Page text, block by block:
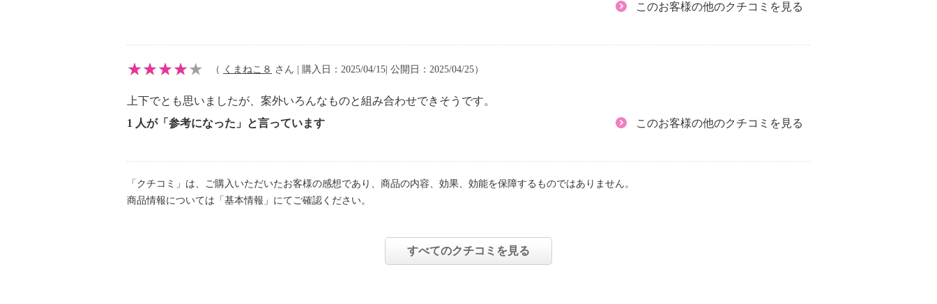
このお客様の他のクチコミを見る
（ くまねこ８ さん | 購入日：2025/04/15| 公開日：2025/04/25）
上下でとも思いましたが、案外いろんなものと組み合わせできそうです。
1 人が「参考になった」と言っています
このお客様の他のクチコミを見る
「クチコミ」は、ご購入いただいたお客様の感想であり、商品の内容、効果、効能を保障するものではありません。
商品情報については「基本情報」にてご確認ください。
すべてのクチコミを見る